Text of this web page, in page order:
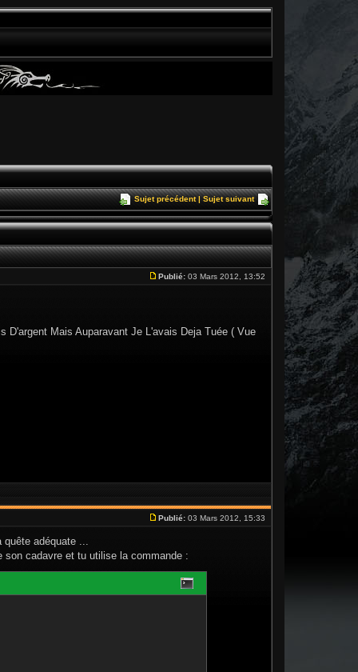
Sujet précédent|Sujet suivant
Publié: 03 Mars 2012, 13:52
D'argent Mais Auparavant Je L'avais Deja Tuée ( Vue
Publié: 03 Mars 2012, 15:33
adéquate ...
cadavre et tu utilise la commande :